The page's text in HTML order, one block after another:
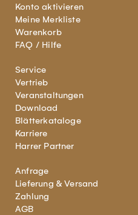
Konto aktivieren
Meine Merkliste
Warenkorb
FAQ / Hilfe
Service
Vertrieb
Veranstaltungen
Download
Blätterkataloge
Karriere
Harrer Partner
Anfrage
Lieferung & Versand
Zahlung
AGB